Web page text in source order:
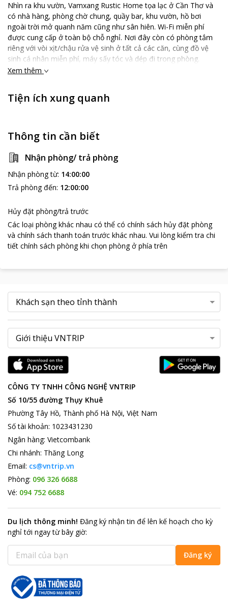
Nhìn ra khu vườn, Vamxang Rustic Home tọa lạc ở Cần Thơ và
có nhà hàng, phòng chờ chung, quầy bar, khu vườn, hồ bơi
ngoài trời mở quanh năm cũng như sân hiên. Wi-Fi miễn phí
được cung cấp ở toàn bộ chỗ nghỉ. Nơi đây còn có phòng tắm
riêng với vòi xịt/chậu rửa vệ sinh ở tất cả các căn, cùng đồ vệ
sinh cá nhân miễn phí, máy sấy tóc và dép đi trong phòng.
Homestay có phục vụ bữa sáng kiểu lục địa mỗi sáng. Khách
tâm thương mại Vincom Xuân Khánh 12 km và Vincom Plaza
Xem thêm
Tiện ích xung quanh
Thông tin cần biết
Nhận phòng/ trả phòng
Nhận phòng từ: 14:00:00
Trả phòng đến: 12:00:00
Hủy đặt phòng/trả trước
Các loại phòng khác nhau có thể có chính sách hủy đặt phòng
và chính sách thanh toán trước khác nhau. Vui lòng kiểm tra chi
tiết chính sách phòng khi chọn phòng ở phía trên
CÔNG TY TNHH CÔNG NGHỆ VNTRIP
Số 10/55 đường Thụy Khuê
Phường Tây Hồ, Thành phố Hà Nội, Việt Nam
Số tài khoản: 1023431230
Ngân hàng: Vietcombank
Chi nhánh: Thăng Long
Email: cs@vntrip.vn
Phòng: 096 326 6688
Vé: 094 752 6688
Du lịch thông minh! Đăng ký nhận tin để lên kế hoạch cho kỳ
nghỉ tới ngay từ bây giờ:
Đăng ký